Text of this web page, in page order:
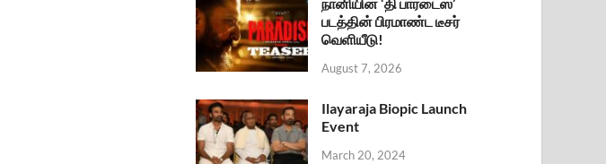
படத்தின் பிரமாண்ட டீசர்
வெளியீடு!
August 7, 2026
Ilayaraja Biopic Launch
Event
March 20, 2024